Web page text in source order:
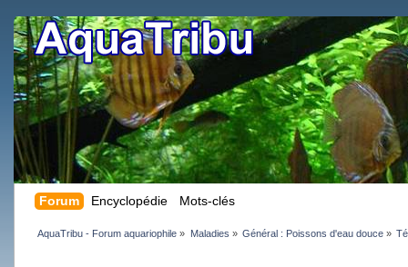
Forum Encyclopédie Mots-clés
AquaTribu - Forum aquariophile » Maladies » Général : Poissons d'eau douce»